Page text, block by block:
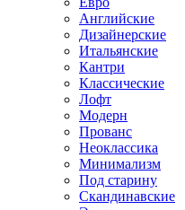
Английские
Дизайнерские
Итальянские
Кантри
Классические
Лофт
Модерн
Прованс
Неоклассика
Минимализм
Под старину
Скандинавские